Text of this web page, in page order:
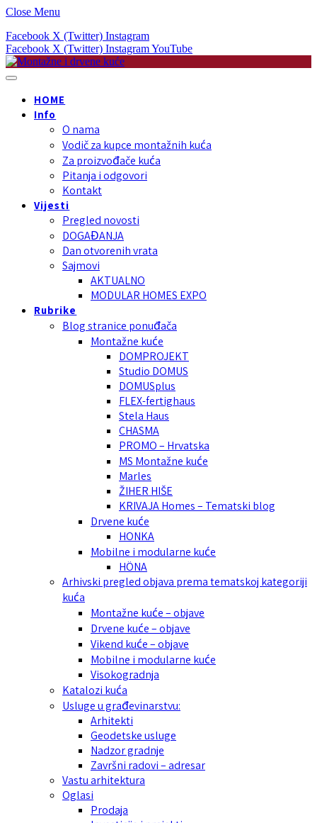
Close Menu
Facebook X (Twitter) Instagram
Facebook X (Twitter) InstagramYouTube
HOME
Info
O nama
Vodič za kupce montažnih kuća
Za proizvođače kuća
Pitanja i odgovori
Kontakt
Vijesti
Pregled novosti
DOGAĐANJA
Dan otvorenih vrata
Sajmovi
AKTUALNO
MODULAR HOMES EXPO
Rubrike
Blog stranice ponuđača
Montažne kuće
DOMPROJEKT
Studio DOMUS
DOMUSplus
FLEX-fertighaus
Stela Haus
CHASMA
PROMO – Hrvatska
MS Montažne kuće
Marles
ŽIHER HIŠE
KRIVAJA Homes – Tematski blog
Drvene kuće
HONKA
Mobilne i modularne kuće
HÖNA
Arhivski pregled objava prema tematskoj kategoriji
kuća
Montažne kuće – objave
Drvene kuće – objave
Vikend kuće – objave
Mobilne i modularne kuće
Visokogradnja
Katalozi kuća
Usluge u građevinarstvu:
Arhitekti
Geodetske usluge
Nadzor gradnje
Završni radovi – adresar
Vastu arhitektura
Oglasi
Prodaja